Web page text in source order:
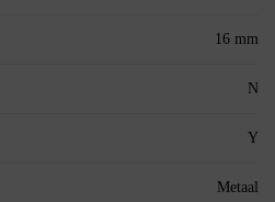
16 mm
N
Y
Metaal